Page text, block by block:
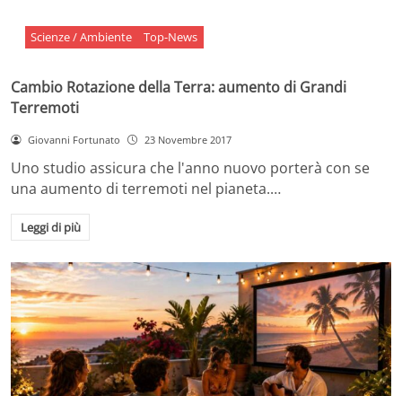
Scienze / Ambiente Top-News
Cambio Rotazione della Terra: aumento di Grandi
Terremoti
Giovanni Fortunato 23 Novembre 2017
Uno studio assicura che l'anno nuovo porterà con se
una aumento di terremoti nel pianeta.…
Leggi di più